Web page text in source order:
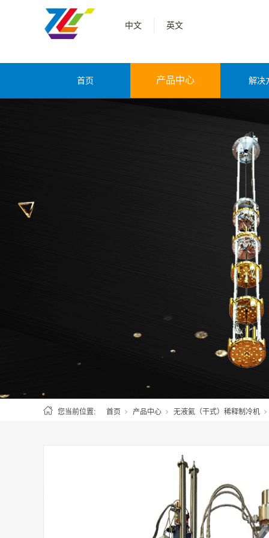
中文 英文
首页 产品中心 解决
您当前位置: 首页 产品中心 无液氦（干式）稀释制冷机